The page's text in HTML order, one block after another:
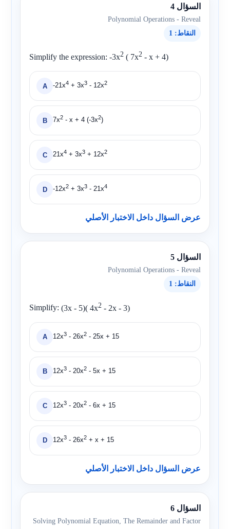
السؤال 4
Polynomial Operations - Reveal
النقاط: 1
Simplify the expression:-3x2 ( 7x2 - x + 4)
A -21x4 + 3x3 - 12x2
B 7x2 - x + 4 (-3x2)
C 21x4 + 3x3 + 12x2
D -12x2 + 3x3 - 21x4
عرض السؤال داخل الاختبار الأصلي
السؤال 5
Polynomial Operations - Reveal
النقاط: 1
Simplify:(3x - 5)( 4x2 - 2x - 3)
A 12x3 - 26x2 - 25x + 15
B 12x3 - 20x2 - 5x + 15
C 12x3 - 20x2 - 6x + 15
D 12x3 - 26x2 + x + 15
عرض السؤال داخل الاختبار الأصلي
السؤال 6
Solving Polynomial Equation, The Remainder and Factor